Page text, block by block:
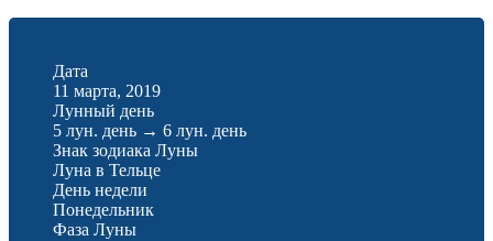
Дата
11 марта, 2019
Лунный день
5 лун. день → 6 лун. день
Знак зодиака Луны
Луна в Тельце
День недели
Понедельник
Фаза Луны